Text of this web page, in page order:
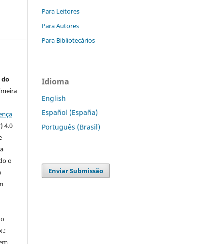
do
4.0
o
Para Leitores
Para Autores
Para Bibliotecários
Idioma
English
Español (España)
Português (Brasil)
Enviar Submissão